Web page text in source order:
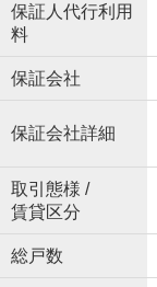
保証人代行利用
料
保証会社
保証会社詳細
取引態様 /
賃貸区分
総戸数